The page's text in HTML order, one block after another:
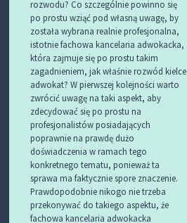
rozwodu? Co szczególnie powinno się
po prostu wziąć pod własną uwagę, by
została wybrana realnie profesjonalna,
istotnie fachowa kancelaria adwokacka,
która zajmuje się po prostu takim
zagadnieniem, jak właśnie rozwód kielce
adwokat? W pierwszej kolejności warto
zwrócić uwagę na taki aspekt, aby
zdecydować się po prostu na
profesjonalistów posiadających
poprawnie na prawdę dużo
doświadczenia w ramach tego
konkretnego tematu, ponieważ ta
sprawa ma faktycznie spore znaczenie.
Prawdopodobnie nikogo nie trzeba
przekonywać do takiego aspektu, że
fachowa kancelaria adwokacka